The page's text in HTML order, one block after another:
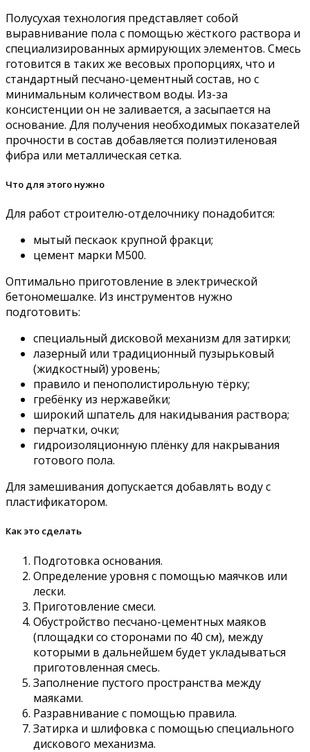
Полусухая технология представляет собой
выравнивание пола с помощью жёсткого раствора и
специализированных армирующих элементов. Смесь
готовится в таких же весовых пропорциях, что и
стандартный песчано-цементный состав, но с
минимальным количеством воды. Из-за
консистенции он не заливается, а засыпается на
основание. Для получения необходимых показателей
прочности в состав добавляется полиэтиленовая
фибра или металлическая сетка.
Что для этого нужно
Для работ строителю-отделочнику понадобится:
мытый пескаок крупной фракци;
цемент марки М500.
Оптимально приготовление в электрической
бетономешалке. Из инструментов нужно
подготовить:
специальный дисковой механизм для затирки;
лазерный или традиционный пузырьковый
(жидкостный) уровень;
правило и пенополистирольную тёрку;
гребёнку из нержавейки;
широкий шпатель для накидывания раствора;
перчатки, очки;
гидроизоляционную плёнку для накрывания
готового пола.
Для замешивания допускается добавлять воду с
пластификатором.
Как это сделать
Подготовка основания.
Определение уровня с помощью маячков или
лески.
Приготовление смеси.
Обустройство песчано-цементных маяков
(площадки со сторонами по 40 см), между
которыми в дальнейшем будет укладываться
приготовленная смесь.
Заполнение пустого пространства между
маяками.
Разравнивание с помощью правила.
Затирка и шлифовка с помощью специального
дискового механизма.